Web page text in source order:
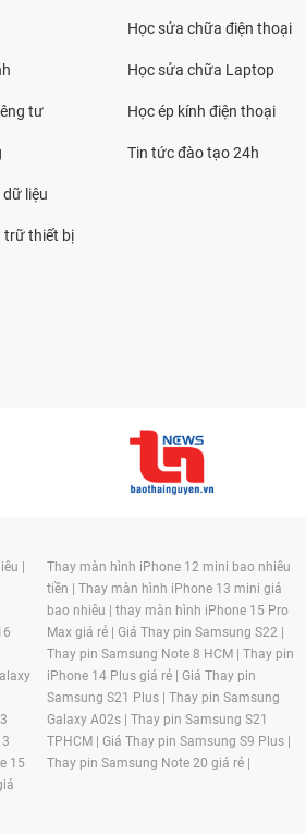
tư
liệu
trữ thiết bị
Học sửa chữa điện thoại
Học sửa chữa Laptop
Học ép kính điện thoại
Tin tức đào tạo 24h
|
15
Thay màn hình iPhone 12 mini bao nhiêu
tiền | Thay màn hình iPhone 13 mini giá
bao nhiêu | thay màn hình iPhone 15 Pro
Max giá rẻ | Giá Thay pin Samsung S22 |
Thay pin Samsung Note 8 HCM | Thay pin
iPhone 14 Plus giá rẻ | Giá Thay pin
Samsung S21 Plus | Thay pin Samsung
Galaxy A02s | Thay pin Samsung S21
TPHCM | Giá Thay pin Samsung S9 Plus |
Thay pin Samsung Note 20 giá rẻ |